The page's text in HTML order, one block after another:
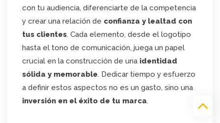
con tu audiencia, diferenciarte de la competencia
y crear una relación de confianza y lealtad con
tus clientes. Cada elemento, desde el logotipo
hasta el tono de comunicación, juega un papel
crucial en la construcción de una identidad
sólida y memorable. Dedicar tiempo y esfuerzo
a definir estos aspectos no es un gasto, sino una
inversión en el éxito de tu marca.